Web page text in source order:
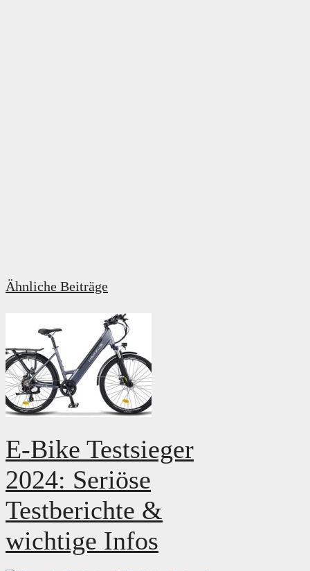
Ähnliche Beiträge
E-Bike Testsieger
2024: Seriöse
Testberichte &
wichtige Infos